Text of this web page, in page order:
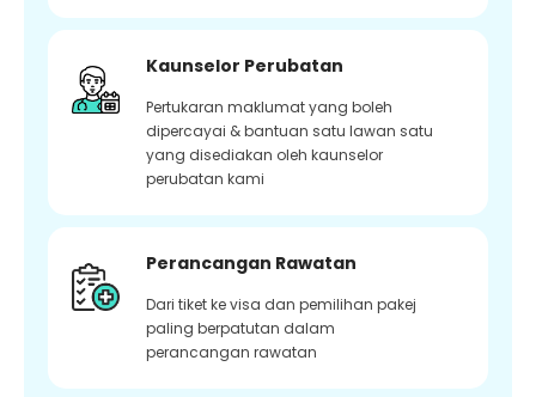
Kaunselor Perubatan
Pertukaran maklumat yang boleh
dipercayai & bantuan satu lawan satu
yang disediakan oleh kaunselor
perubatan kami
Perancangan Rawatan
Dari tiket ke visa dan pemilihan pakej
paling berpatutan dalam
perancangan rawatan